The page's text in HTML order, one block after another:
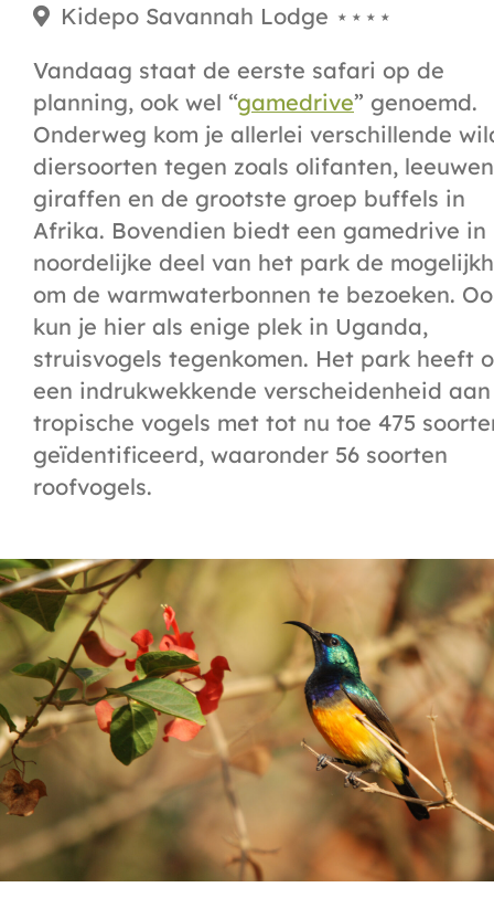
Kidepo Savannah Lodge ⋆⋆⋆⋆
Vandaag staat de eerste safari op de
planning, ook wel “gamedrive” genoemd.
Onderweg kom je allerlei verschillende
diersoorten tegen zoals olifanten,
giraffen en de grootste groep buffels in
Afrika. Bovendien biedt een gamedrive in
noordelijke deel van het park de
om de warmwaterbonnen te bezoeken.
kun je hier als enige plek in Uganda,
struisvogels tegenkomen. Het park heeft
een indrukwekkende verscheidenheid aan
tropische vogels met tot nu toe 475
geïdentificeerd, waaronder 56 soorten
roofvogels.